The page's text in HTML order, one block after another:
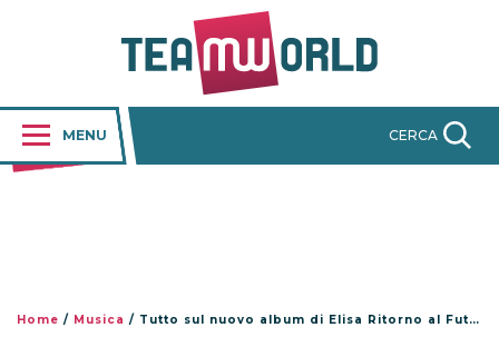
MENU CERCA
Home / Musica / Tutto sul nuovo album di Elisa Ritorno al Futuro/Back to the Future: versioni e tracklist